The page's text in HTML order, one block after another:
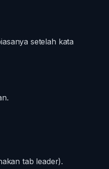
setelah kata
tab leader).